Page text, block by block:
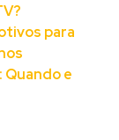
para
Quando e